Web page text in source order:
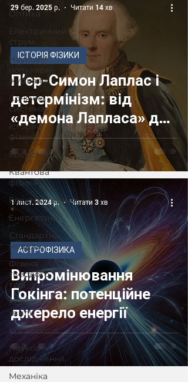
Оптика
Електричний
струм
Науково-
популярні
журнали
Сонячна
система
Історія
фізики
Космонавтика
Квантова
фізика
Електростатика
Енергетика
Стандартна
модель
Фізика
твердого
тіла
Коливання і
хвилі
Космологія
Наукові
дослідження
Механіка
П’єр-Симон Лаплас і
детермінізм: від
«демона Лапласа» до
принципу
невизначеності
ІСТОРІЯ ФІЗИКИ
29 бер. 2025 р. Читати 14 хв
Випромінювання
Гокінга: потенційне
джерело енергії
АСТРОФІЗИКА
1 лист. 2024 р. Читати 3 хв